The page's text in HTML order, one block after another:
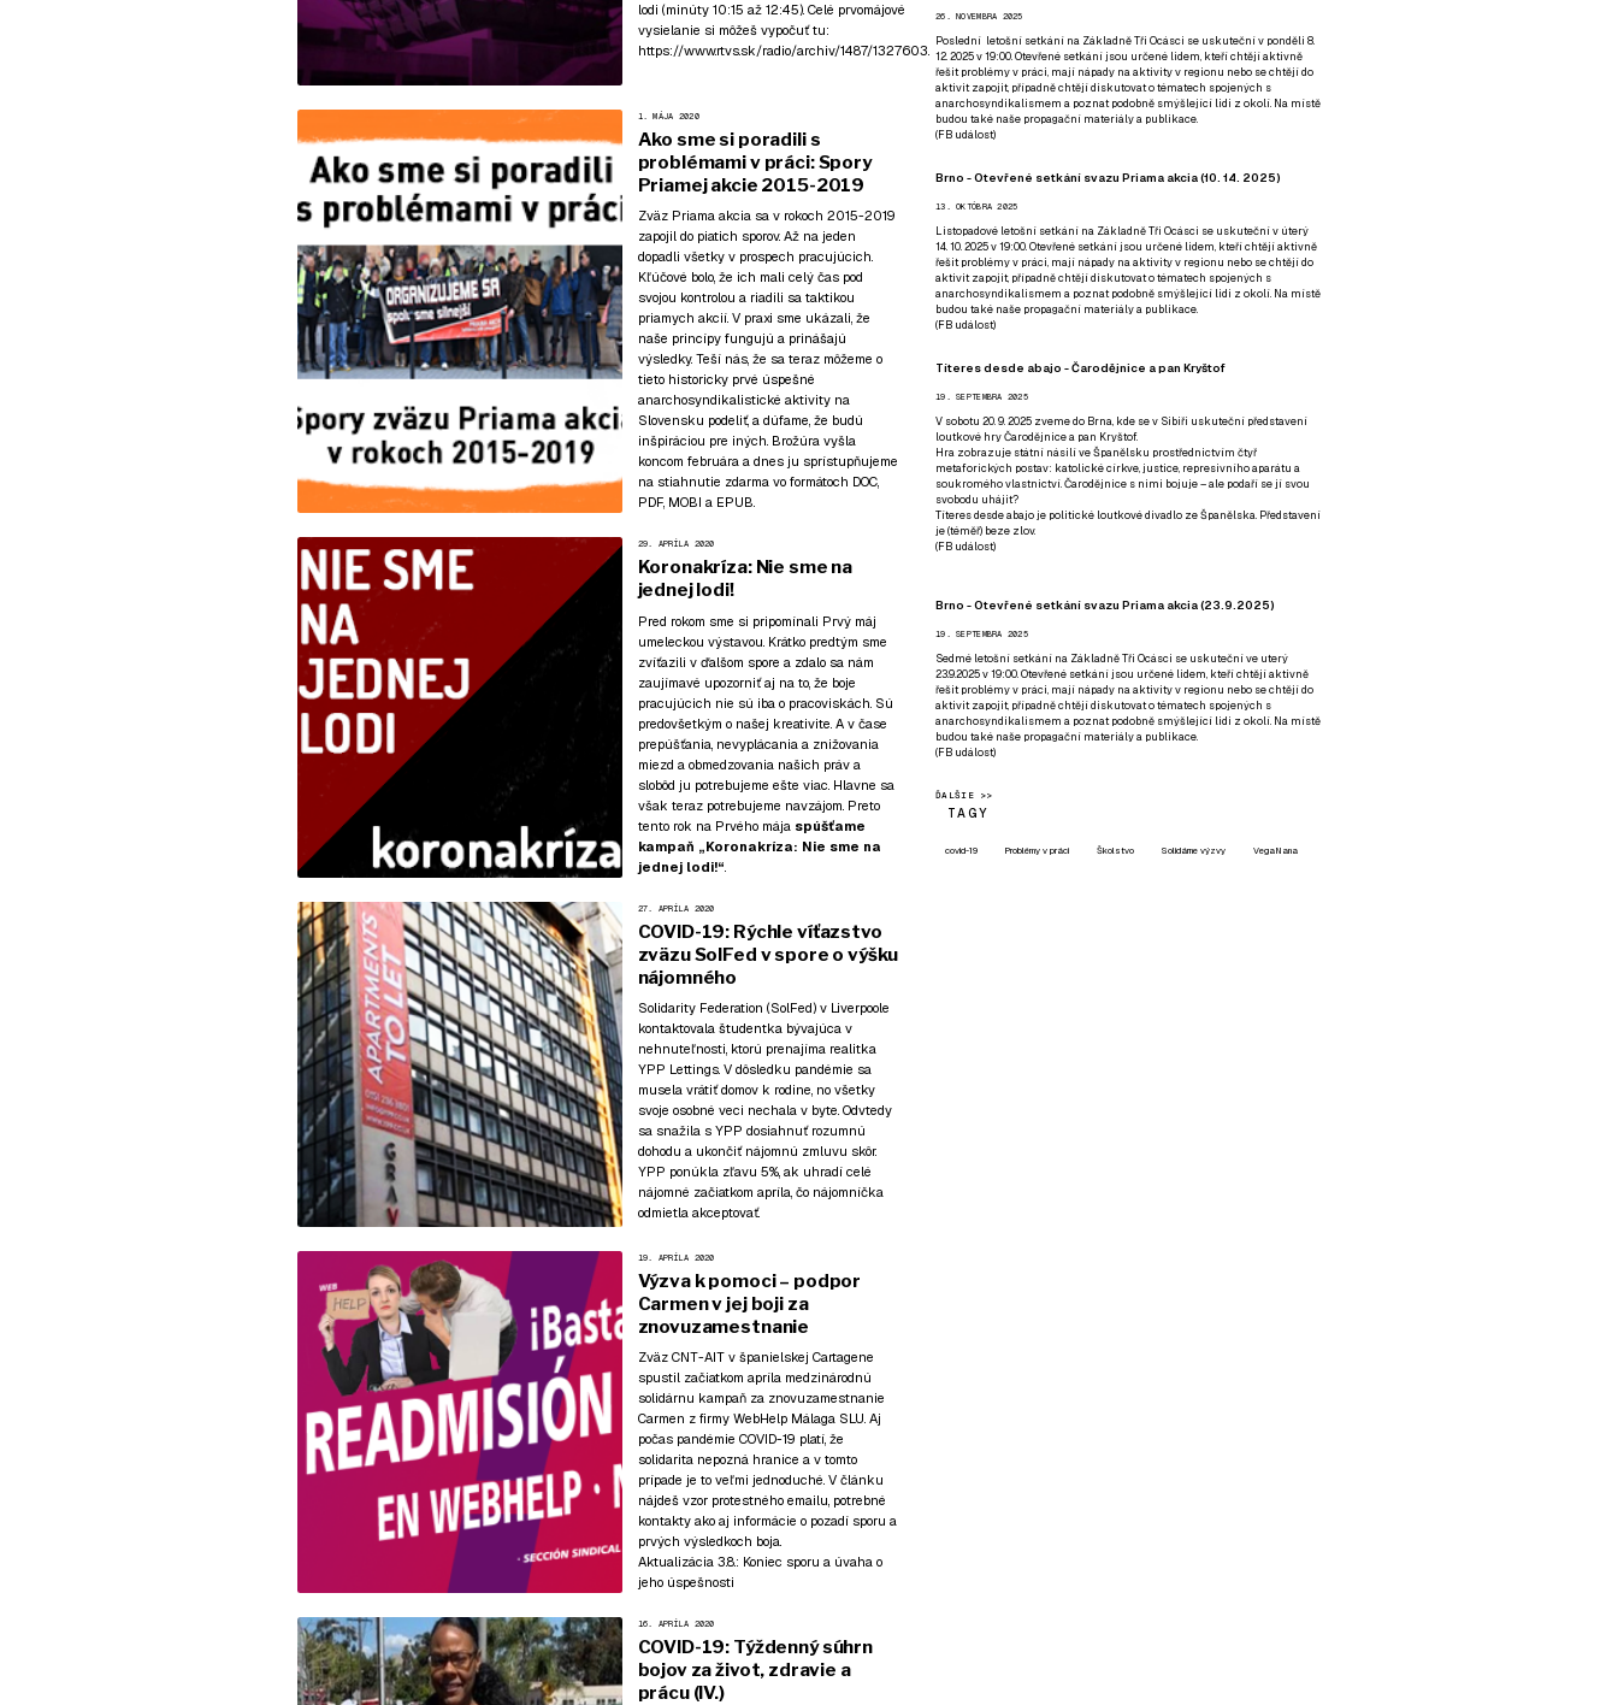
lodi (minúty 10:15 až 12:45). Celé prvomájové
vysielanie si môžeš vypočuť tu:
https://www.rtvs.sk/radio/archiv/1487/1327603.
1. MÁJA 2020
Ako sme si poradili s
problémami v práci: Spory
Priamej akcie 2015-2019
Zväz Priama akcia sa v rokoch 2015-2019
zapojil do piatich sporov. Až na jeden
dopadli všetky v prospech pracujúcich.
Kľúčové bolo, že ich mali celý čas pod
svojou kontrolou a riadili sa taktikou
priamych akcií. V praxi sme ukázali, že
naše princípy fungujú a prinášajú
výsledky. Teší nás, že sa teraz môžeme o
tieto historicky prvé úspešné
anarchosyndikalistické aktivity na
Slovensku podeliť, a dúfame, že budú
inšpiráciou pre iných. Brožúra vyšla
koncom februára a dnes ju sprístupňujeme
na stiahnutie zdarma vo formátoch DOC,
PDF, MOBI a EPUB.
29. APRÍLA 2020
Koronakríza: Nie sme na
jednej lodi!
Pred rokom sme si pripomínali Prvý máj
umeleckou výstavou . Krátko predtým sme
zvíťazili v ďalšom spore a zdalo sa nám
zaujímavé upozorniť aj na to, že boje
pracujúcich nie sú iba o pracoviskách. Sú
predovšetkým o našej kreativite. A v čase
prepúšťania, nevyplácania a znižovania
miezd a obmedzovania našich práv a
slobôd ju potrebujeme ešte viac. Hlavne sa
však teraz potrebujeme navzájom. Preto
tento rok na Prvého mája spúšťame
kampaň „Koronakríza: Nie sme na
jednej lodi!“
27. APRÍLA 2020
COVID-19: Rýchle víťazstvo
zväzu SolFed v spore o výšku
nájomného
Solidarity Federation (SolFed) v Liverpoole
kontaktovala študentka bývajúca v
nehnuteľnosti, ktorú prenajíma realitka
YPP Lettings. V dôsledku pandémie sa
musela vrátiť domov k rodine, no všetky
svoje osobné veci nechala v byte. Odvtedy
sa snažila s YPP dosiahnuť rozumnú
dohodu a ukončiť nájomnú zmluvu skôr.
YPP ponúkla zľavu 5%, ak uhradí celé
nájomné začiatkom apríla, čo nájomníčka
odmietla akceptovať.
19. APRÍLA 2020
Výzva k pomoci – podpor
Carmen v jej boji za
znovuzamestnanie
Zväz CNT-AIT v španielskej Cartagene
spustil začiatkom apríla medzinárodnú
solidárnu kampaň za znovuzamestnanie
Carmen z firmy WebHelp Málaga SLU. Aj
počas pandémie COVID-19 platí, že
solidarita nepozná hranice a v tomto
prípade je to veľmi jednoduché. V článku
nájdeš vzor protestného emailu, potrebné
kontakty ako aj informácie o pozadí sporu a
prvých výsledkoch boja.
Aktualizácia 3.8.: Koniec sporu a úvaha o
jeho úspešnosti
16. APRÍLA 2020
COVID-19: Týždenný súhrn
bojov za život, zdravie a
prácu (IV.)
26. NOVEMBRA 2025
Poslední letošní setkání na Základně Tři Ocásci se uskuteční v ponděli 8.
12. 2025 v 19:00. Otevřené setkání jsou určené lidem, kteří chtějí aktivně
řešit problémy v práci, mají nápady na aktivity v regionu nebo se chtějí do
aktivit zapojit, případně chtějí diskutovat o tématech spojených s
anarchosyndikalismem a poznat podobně smýšlející lidi z okolí. Na místě
budou také naše propagační materiály a publikace.
(FB událost)
Brno - Otevřené setkání svazu Priama akcia (10. 14. 2025)
13. OKTÓBRA 2025
Listopadové letošní setkání na Základně Tři Ocásci se uskuteční v úterý
14. 10. 2025 v 19:00. Otevřené setkání jsou určené lidem, kteří chtějí aktivně
řešit problémy v práci, mají nápady na aktivity v regionu nebo se chtějí do
aktivit zapojit, případně chtějí diskutovat o tématech spojených s
anarchosyndikalismem a poznat podobně smýšlející lidi z okolí. Na místě
budou také naše propagační materiály a publikace.
(FB událost)
Títeres desde abajo - Čarodějnice a pan Kryštof
19. SEPTEMBRA 2025
V sobotu 20. 9. 2025 zveme do Brna, kde se v Sibiři uskuteční představení
loutkové hry Čarodějnice a pan Kryštof.
Hra zobrazuje státní násilí ve Španělsku prostřednictvím čtyř
metaforických postav: katolické církve, justice, represivního aparátu a
soukromého vlastnictví. Čarodějnice s nimi bojuje – ale podaří se jí svou
svobodu uhájit?
Títeres desde abajo je politické loutkové divadlo ze Španělska. Představení
je (téměř) beze zlov.
(FB událost)
Brno - Otevřené setkání svazu Priama akcia (23.9.2025)
19. SEPTEMBRA 2025
Sedmé letošní setkání na Základně Tři Ocásci se uskuteční ve uterý
23.9.2025 v 19:00. Otevřené setkání jsou určené lidem, kteří chtějí aktivně
řešit problémy v práci, mají nápady na aktivity v regionu nebo se chtějí do
aktivit zapojit, případně chtějí diskutovat o tématech spojených s
anarchosyndikalismem a poznat podobně smýšlející lidi z okolí. Na místě
budou také naše propagační materiály a publikace.
(FB událost)
ĎALŠIE >>
TAGY
covid-19 Problémy v práci Školstvo Solidárne výzvy VegaNana